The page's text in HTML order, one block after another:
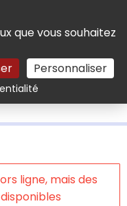
que vous souhaitez
Personnaliser
Rechercher
ligne, mais des